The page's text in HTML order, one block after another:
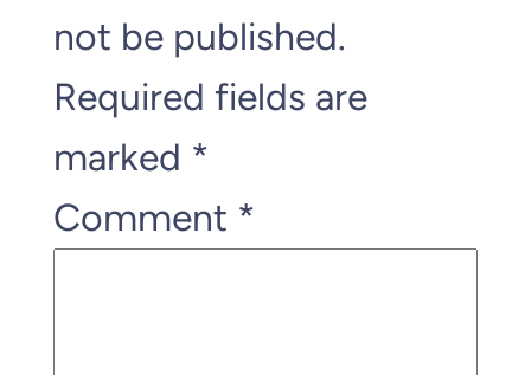
not be published.
Required fields are
marked *
Comment *